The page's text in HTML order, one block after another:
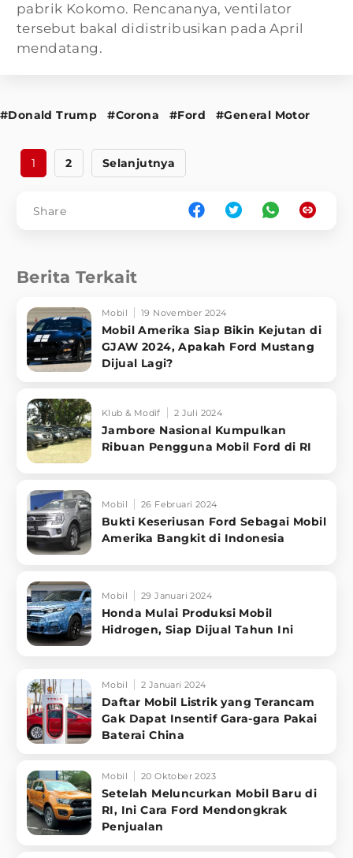
pabrik Kokomo. Rencananya, ventilator
tersebut bakal didistribusikan pada April
mendatang.
#Donald Trump #Corona #Ford #General Motor
1 2 Selanjutnya
Share
Berita Terkait
Mobil 19 November 2024
Mobil Amerika Siap Bikin Kejutan di
GJAW 2024, Apakah Ford Mustang
Dijual Lagi?
Klub & Modif 2 Juli 2024
Jambore Nasional Kumpulkan
Ribuan Pengguna Mobil Ford di RI
Mobil 26 Februari 2024
Bukti Keseriusan Ford Sebagai Mobil
Amerika Bangkit di Indonesia
Mobil 29 Januari 2024
Honda Mulai Produksi Mobil
Hidrogen, Siap Dijual Tahun Ini
Mobil 2 Januari 2024
Daftar Mobil Listrik yang Terancam
Gak Dapat Insentif Gara-gara Pakai
Baterai China
Mobil 20 Oktober 2023
Setelah Meluncurkan Mobil Baru di
RI, Ini Cara Ford Mendongkrak
Penjualan